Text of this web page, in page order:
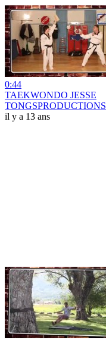
0:44
TAEKWONDO JESSE
TONGSPRODUCTIONS
il y a 13 ans